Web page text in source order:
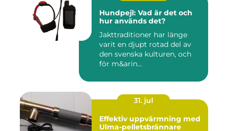
Hundpejl: Vad är det och
hur används det?
Jakttraditioner har länge
varit en djupt rotad del av
den svenska kulturen, och
för m&arin...
31. jul
Effektiv uppvärmning med
Ulma-pelletsbrännare